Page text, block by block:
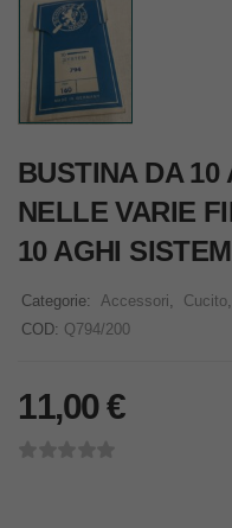
BUSTINA DA 10
NELLE VARIE
10 AGHI
Categorie: Accessori Cucito
COD: Q794/200
11,00€